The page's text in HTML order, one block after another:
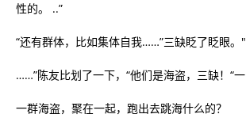
性的。 ..”
“还有群体，比如集体自我……”三缺眨了眨眼。"
……”陈友比划了一下，“他们是海盗，三缺！“一
一群海盗，聚在一起，跑出去跳海什么的？